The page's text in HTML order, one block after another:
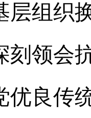
层组织
刻领会
优良传